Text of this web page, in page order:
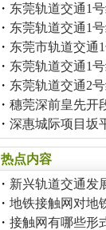
・ 东莞轨道交通1
・ 东莞轨道交通1
・ 东莞市轨道交通
・ 东莞轨道交通1
・ 东莞轨道交通2
・ 穗莞深前皇先开
・ 深惠城际项目坂
热点内容
・ 新兴轨道交通发
・ 地铁接触网对地
・ 接触网有哪些形